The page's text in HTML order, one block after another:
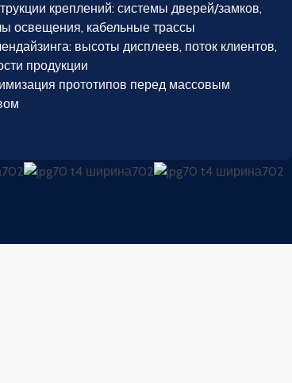
креплений: системы дверей/замков,
освещения, кабельные трассы
высоты дисплеев, поток клиентов,
продукции
прототипов перед массовым